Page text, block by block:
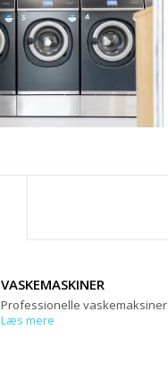
VASKEMASKINER
Professionelle vaskemaksiner
Læs mere